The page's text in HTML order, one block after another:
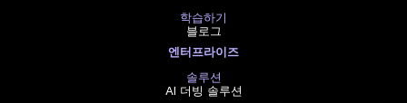
학습하기
블로그
엔터프라이즈
솔루션
AI 더빙 솔루션